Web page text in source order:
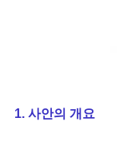
1. 사안의 개요